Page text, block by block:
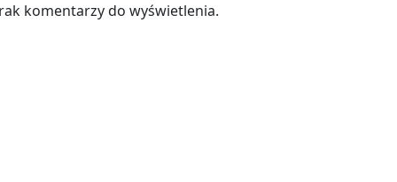
komentarzy do wyświetlenia.